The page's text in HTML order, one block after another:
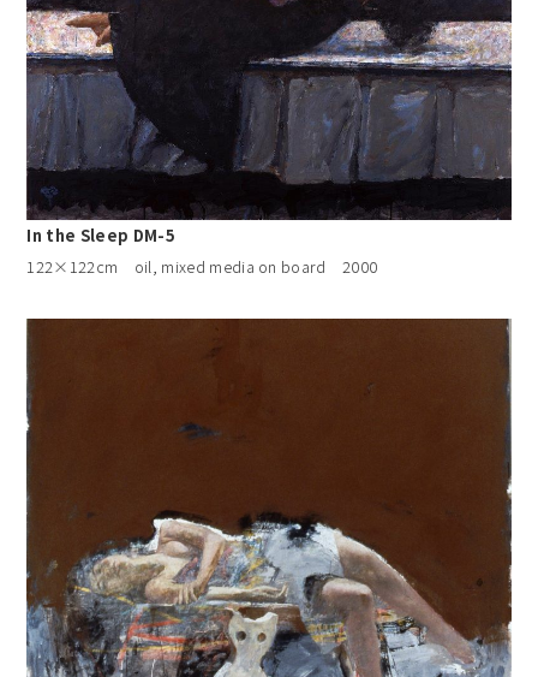
In the Sleep DM-5
122×122cm oil, mixed media on board 2000